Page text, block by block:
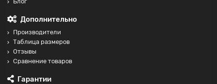
Дополнительно
Производители
Таблица размеров
Отзывы
Сравнение товаров
Гарантии